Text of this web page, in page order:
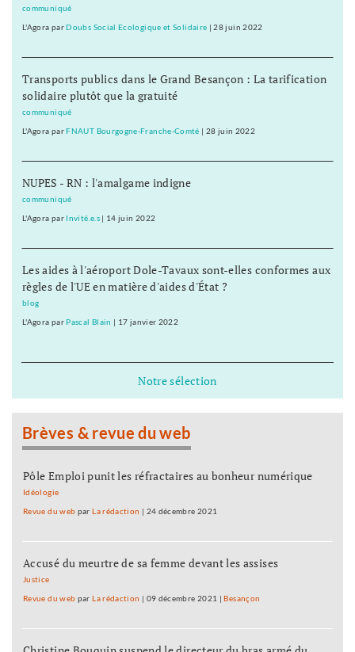
communiqué
L'Agora parDoubs Social Ecologique et Solidaire |28 juin 2022
Transports publics dans le Grand Besançon : La tarification
solidaire plutôt que la gratuité
communiqué
L'Agora parFNAUT Bourgogne-Franche-Comté | 28 juin 2022
NUPES - RN : l'amalgame indigne
communiqué
L'Agora par Invité.e.s| 14 juin 2022
Les aides à l'aéroport Dole-Tavaux sont-elles conformes aux
règles de l'UE en matière d'aides d'État ?
blog
L'Agora par Pascal Blain | 17 janvier 2022
Notre sélection
Brèves & revue du web
Pôle Emploi punit les réfractaires au bonheur numérique
Idéologie
Revue du web parLa rédaction | 24 décembre 2021
Accusé du meurtre de sa femme devant les assises
Justice
Revue du web parLa rédaction | 09 décembre 2021 |Besançon